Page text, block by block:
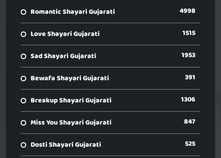
Romantic Shayari Gujarati 4998
Love Shayari Gujarati 1515
Sad Shayari Gujarati 1953
Bewafa Shayari Gujarati 391
Breakup Shayari Gujarati 1306
Miss You Shayari Gujarati 847
Dosti Shayari Gujarati 525